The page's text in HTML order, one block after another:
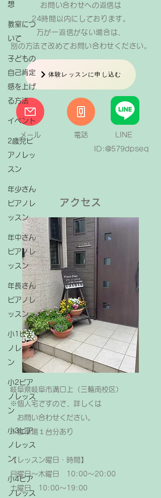
想
教室につ
いて
子どもの
自己肯定
感を上げ
る方法
イベント
2歳児ピ
アノレッ
スン
年少さん
ピアノレ
ッスン
年中さん
ピアノレ
ッスン
年長さん
ピアノレ
ッスン
小1ピア
ノレッス
ン
小2ピア
ノレッス
ン
小3ピア
ノレッス
ン
小4ピア
ノレッス
お問い合わせへの返信は​
24時間以内にしております。
万が一返信がない場合は、
​別の方法で改めてお問い合わせください。
体験レッスンに申し込む
メール 電話
LINE
ID:@579dpseq
アクセス
岐阜県岐阜市溝口上（三輪南校区）
※個人宅ですので、詳しくは
お問い合わせください。
​※駐車場１台分あり
【レッスン曜日・時間】
月曜日～木曜日 10:00～20:00
土曜日 10:00～19:00